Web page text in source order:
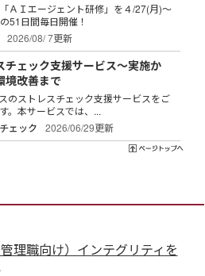
ＡＩエージェント研修」を４/27(月)～
51日間毎日開催！
2026/08/ 7更新
チェック支援サービス～実施か
境改善まで
のストレスチェック支援サービスをご
。本サービスでは、...
ェック
2026/06/29更新
理職向け）インテグリティを